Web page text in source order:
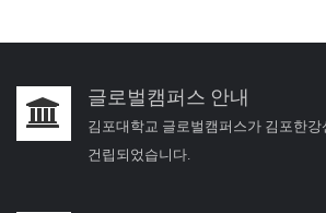
글로벌캠퍼스 안내
김포대학교 글로벌캠퍼스가 김포한
건립되었습니다.